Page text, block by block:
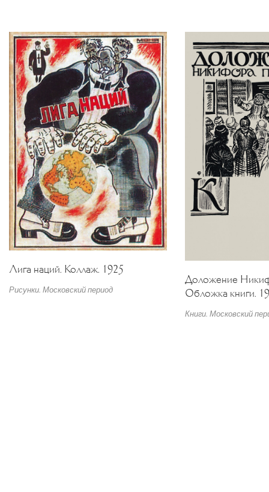
Лига наций. Коллаж. 1925
Рисунки. Московский период
Доложение
Обложка книги.
Книги. Московский